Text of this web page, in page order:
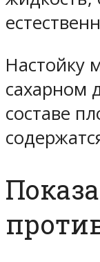
Настойку
сахарном
составе